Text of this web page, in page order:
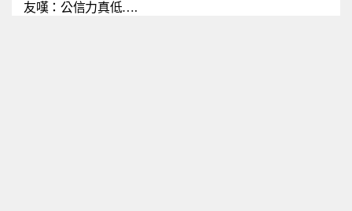
友嘆：公信力真低….